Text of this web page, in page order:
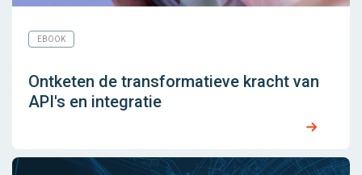
EBOOK
Ontketen de transformatieve kracht van
API's en integratie